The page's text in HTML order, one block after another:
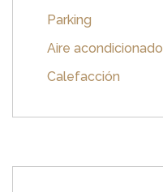
Parking
Aire acondicionado
Calefacción